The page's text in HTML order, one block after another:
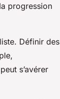
progression
Définir des
s’avérer